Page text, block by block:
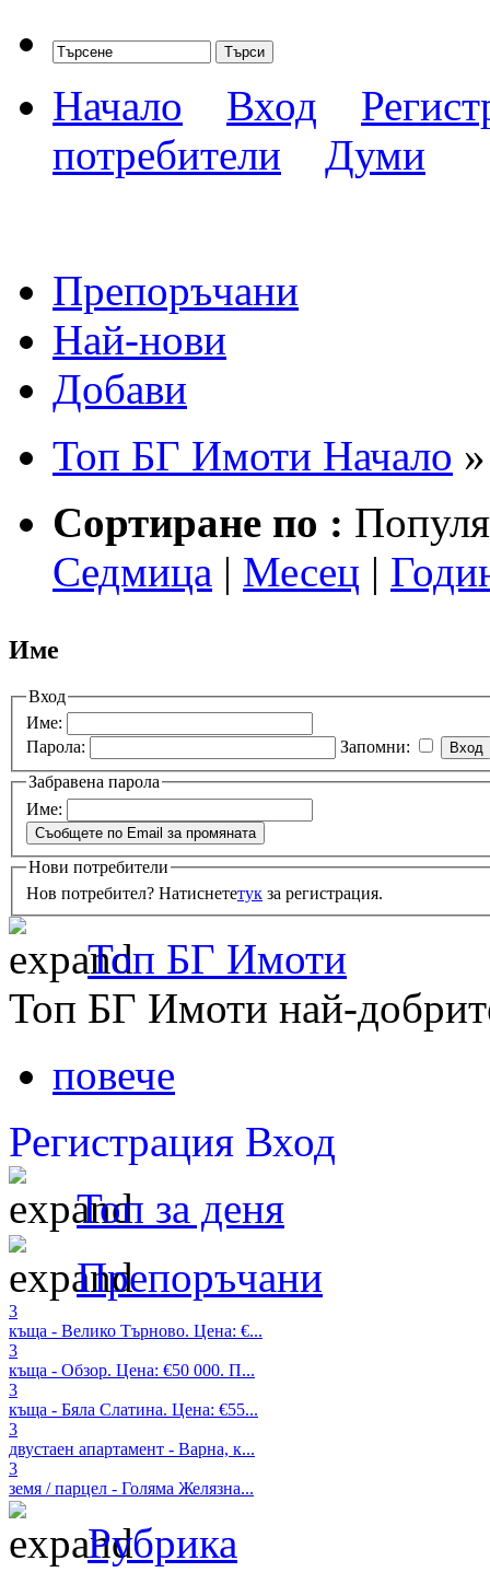
Начало Вход
потребители
Думи
Препоръчани
Най-нови
Добави
Топ БГ Имоти Начало
Сортиране по :
Седмица | Месец |
Име
Вход
Име:
Парола:
Запомни:
Забравена парола
Име:
Нови потребители
Нов потребител? Натиснететук за регистрация.
Топ БГ Имоти
Топ БГ Имоти най-
повече
Регистрация Вход
Топ за деня
Препоръчани
3
къща - Велико Търново. Цена: €...
3
къща - Обзор. Цена: €50 000. П...
3
къща - Бяла Слатина. Цена: €55...
3
двустаен апартамент - Варна, к...
3
земя / парцел - Голяма Желязна...
Рубрика